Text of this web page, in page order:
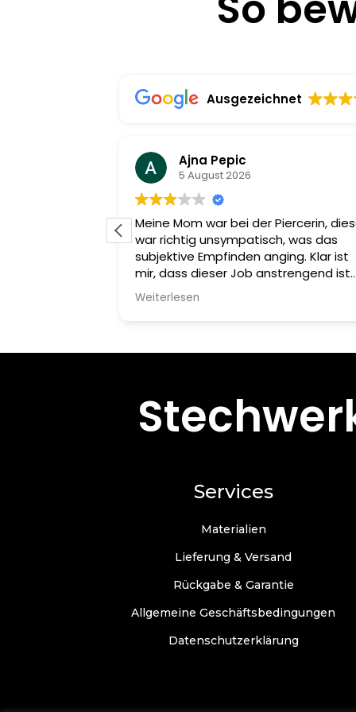
Ausgezeichnet
Ajna Pepic
5 August 2026
Meine Mom war bei der Piercerin,
war richtig unsympatisch, was das
subjektive Empfinden anging. Klar ist
mir, dass dieser Job anstrengend ist
und man Kunden hat, die viel wollen
auch viel zu viel schildern, aber
Menschen umgehen können.
Weiterlesen
Services
Materialien
Lieferung & Versand
Rückgabe & Garantie
Allgemeine Geschäftsbedingungen
Datenschutzerklärung